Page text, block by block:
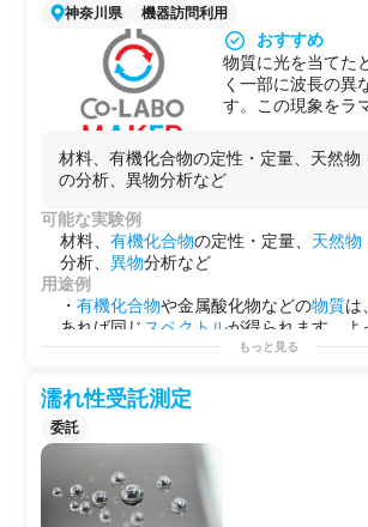
神奈川県 機器訪問利用
おすすめ
物質に光を当てた
く一部に波長の異
す。この現象をラ
色光を当てて散乱
によりラマンスペ
が変わるため、原
の結合力に依存し
の解析をすること
材料、有機化合物の定性・定量、天然物
の分析、異物分析など
可能な実験例
材料、有機化合物の定性・定量、 天然物
分析、異物分析など
用途例
・有機化合物や金属酸化物などの物質は
あれば同じ スペクトルが得られます。よ
ペクトルから物質の同定をすることがで
すが、波形分離などを駆使することによ
定量ができることがあります。
・点分析
測定によりピークの違い
ができる場合があります。
・標準装備されている
解能 : 1 μm(100倍 対物レンズ
もっと見る
濡れ性受託測定
委託